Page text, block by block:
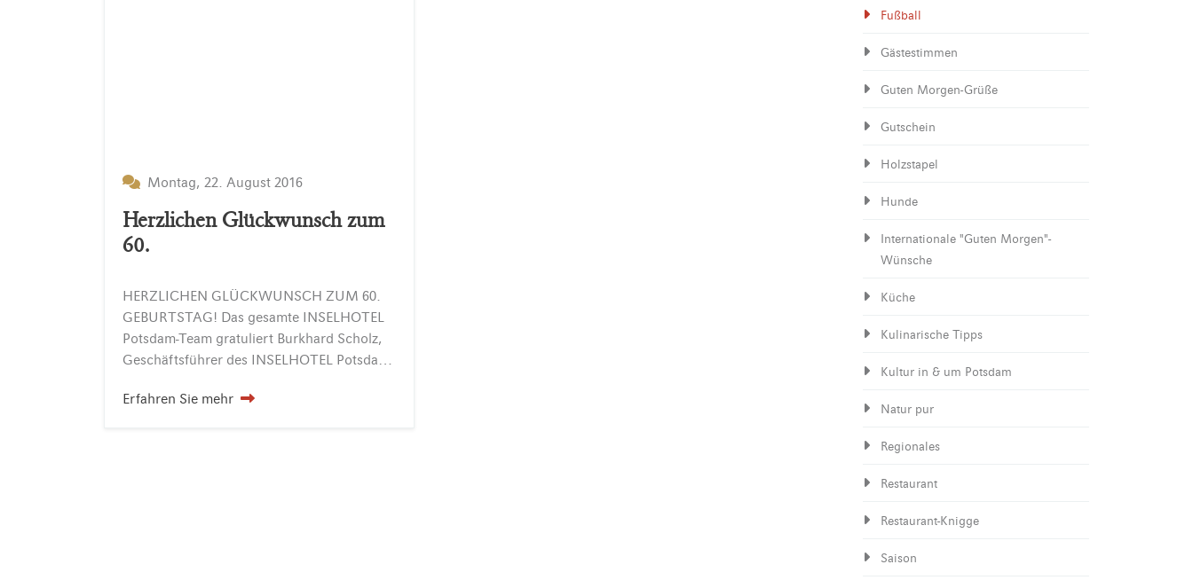
Montag, 22. August 2016
Herzlichen Glückwunsch zum
60.
HERZLICHEN GLÜCKWUNSCH ZUM 60.
GEBURTSTAG! Das gesamte INSELHOTEL
Potsdam-Team gratuliert Burkhard Scholz,
Geschäftsführer des INSELHOTEL Potsdam, zu seinem 60. Geburtstag! An alle Gäste des Geburtstagsempfanges ergeht vom Geburtstagskind ein Spendenaufruf zugunsten des Potsdamer Vereins SG Bornim anstelle von Blumengrüßen oder gar…
Erfahren Sie mehr
Fußball
Gästestimmen
Guten Morgen-Grüße
Gutschein
Holzstapel
Hunde
Internationale "Guten Morgen"-
Wünsche
Küche
Kulinarische Tipps
Kultur in & um Potsdam
Natur pur
Regionales
Restaurant
Restaurant-Knigge
Saison